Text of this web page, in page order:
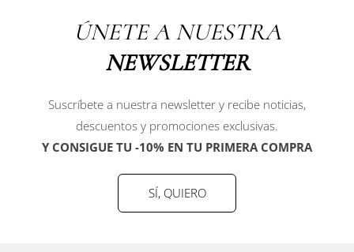
ÚNETE A NUESTRA
NEWSLETTER
Suscríbete a nuestra newsletter y recibe noticias,
descuentos y promociones exclusivas.
Y CONSIGUE TU -10% EN TU PRIMERA COMPRA
SÍ, QUIERO